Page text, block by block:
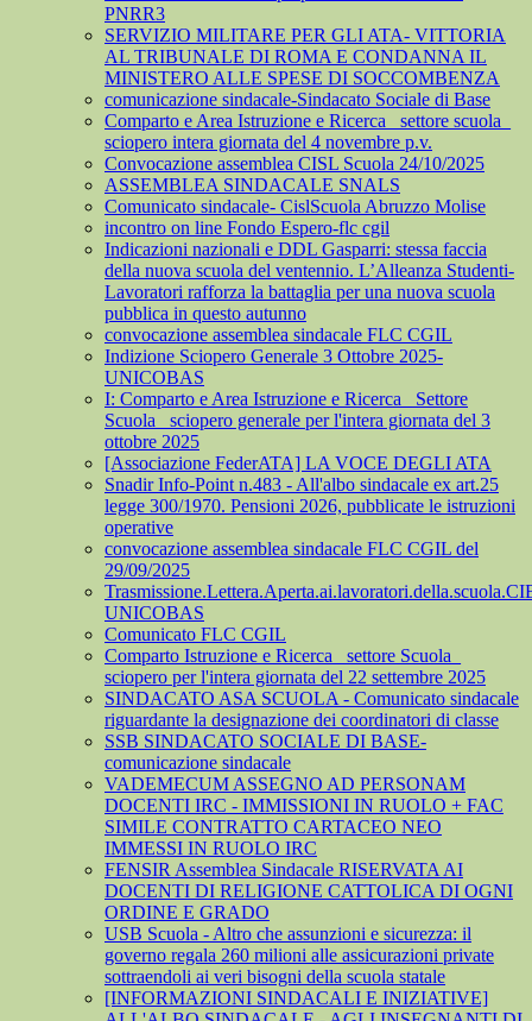
PNRR3
SERVIZIO MILITARE PER GLI ATA- VITTORIA
AL TRIBUNALE DI ROMA E CONDANNA IL
MINISTERO ALLE SPESE DI SOCCOMBENZA
comunicazione sindacale-Sindacato Sociale di Base
Comparto e Area Istruzione e Ricerca_ settore scuola_
sciopero intera giornata del 4 novembre p.v.
Convocazione assemblea CISL Scuola 24/10/2025
ASSEMBLEA SINDACALE SNALS
Comunicato sindacale- CislScuola Abruzzo Molise
incontro on line Fondo Espero-flc cgil
Indicazioni nazionali e DDL Gasparri: stessa faccia
della nuova scuola del ventennio. L’Alleanza Studenti-
Lavoratori rafforza la battaglia per una nuova scuola
pubblica in questo autunno
convocazione assemblea sindacale FLC CGIL
Indizione Sciopero Generale 3 Ottobre 2025-
UNICOBAS
I: Comparto e Area Istruzione e Ricerca_ Settore
Scuola_ sciopero generale per l'intera giornata del 3
ottobre 2025
[Associazione FederATA] LA VOCE DEGLI ATA
Snadir Info-Point n.483 - All'albo sindacale ex art.25
legge 300/1970. Pensioni 2026, pubblicate le istruzioni
operative
convocazione assemblea sindacale FLC CGIL del
29/09/2025
UNICOBAS
Comunicato FLC CGIL
Comparto Istruzione e Ricerca_ settore Scuola_
sciopero per l'intera giornata del 22 settembre 2025
SINDACATO ASA SCUOLA - Comunicato sindacale
riguardante la designazione dei coordinatori di classe
SSB SINDACATO SOCIALE DI BASE-
comunicazione sindacale
VADEMECUM ASSEGNO AD PERSONAM
DOCENTI IRC - IMMISSIONI IN RUOLO + FAC
SIMILE CONTRATTO CARTACEO NEO
IMMESSI IN RUOLO IRC
FENSIR Assemblea Sindacale RISERVATA AI
DOCENTI DI RELIGIONE CATTOLICA DI OGNI
ORDINE E GRADO
USB Scuola - Altro che assunzioni e sicurezza: il
governo regala 260 milioni alle assicurazioni private
sottraendoli ai veri bisogni della scuola statale
[INFORMAZIONI SINDACALI E INIZIATIVE]